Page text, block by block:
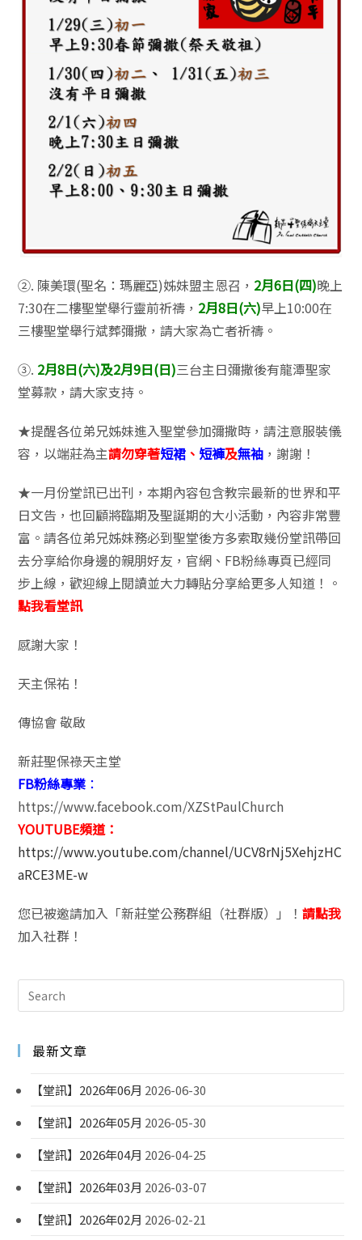
②. 陳美環(聖名：瑪麗亞)姊妹盟主恩召， 2月6日(四)晚上
7:30在二樓聖堂舉行靈前祈禱， 2月8日(六)早上10:00在
三樓聖堂舉行斌葬彌撒，請大家為亡者祈禱。
③. 2月8日(六)及2月9日(日)三台主日彌撒後有龍潭聖家
堂募款，請大家支持。
★提醒各位弟兄姊妹進入聖堂參加彌撒時，請注意服裝儀
容，以端莊為主請勿穿著短裙 、 短褲及無袖 ，謝謝！
★一月份堂訊已出刊，本期內容包含教宗最新的世界和平
日文告，也回顧將臨期及聖誕期的大小活動，內容非常豐
富。請各位弟兄姊妹務必到聖堂後方多索取幾份堂訊帶回
去分享給你身邊的親朋好友，官網、FB粉絲專頁已經同
步上線，歡迎線上閱讀並大力轉貼分享給更多人知道！。
點我看堂訊
感謝大家！
天主保祐！
傳協會 敬啟
新莊聖保祿天主堂
FB粉絲專業 ：
https://www.facebook.com/XZStPaulChurch
YOUTUBE頻道：
https://www.youtube.com/channel/UCV8rNj5XehjzHC
aRCE3ME-w
您已被邀請加入「新莊堂公務群組（社群版）」！請點我
加入社群！
最新文章
【堂訊】2026年06月 2026-06-30
【堂訊】2026年05月 2026-05-30
【堂訊】2026年04月 2026-04-25
【堂訊】2026年03月 2026-03-07
【堂訊】2026年02月 2026-02-21